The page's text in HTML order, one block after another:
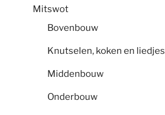
Mitswot
Bovenbouw
Knutselen, koken en liedjes
Middenbouw
Onderbouw